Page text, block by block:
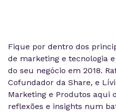
Fique por dentro dos
de marketing e tecnologia
do seu negócio em 2018.
Cofundador da Share, e
Marketing e Produtos aqui
reflexões e insights num